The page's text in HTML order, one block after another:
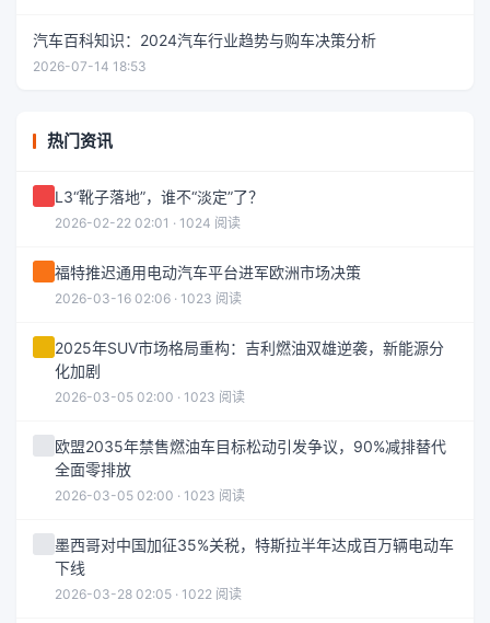
汽车百科知识：2024汽车行业趋势与购车决策分析
2026-07-14 18:53
热门资讯
L3“靴子落地”，谁不“淡定”了？
2026-02-22 02:01 · 1024 阅读
福特推迟通用电动汽车平台进军欧洲市场决策
2026-03-16 02:06 · 1023 阅读
2025年SUV市场格局重构：吉利燃油双雄逆袭，新能源分
化加剧
2026-03-05 02:00 · 1023 阅读
欧盟2035年禁售燃油车目标松动引发争议，90%减排替代
全面零排放
2026-03-05 02:00 · 1023 阅读
墨西哥对中国加征35%关税，特斯拉半年达成百万辆电动车
下线
2026-03-28 02:05 · 1022 阅读